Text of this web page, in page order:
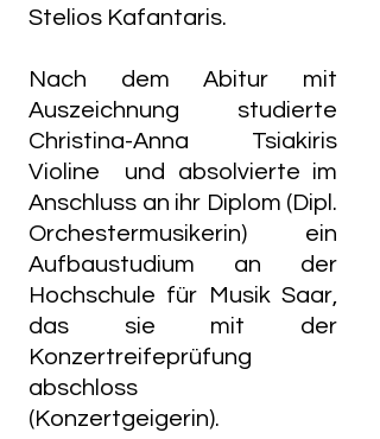
Stelios Kafantaris.
Nach dem Abitur mit
Auszeichnung studierte
Christina-Anna Tsiakiris
Violine und absolvierte im
Anschluss an ihr Diplom (Dipl.
Orchestermusikerin) ein
Aufbaustudium an der
Hochschule für Musik Saar,
das sie mit der
Konzertreifeprüfung
abschloss
(Konzertgeigerin).